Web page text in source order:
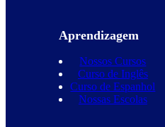
Aprendizagem
Nossos Cursos
Curso de Inglês
Curso de Espanhol
Nossas Escolas